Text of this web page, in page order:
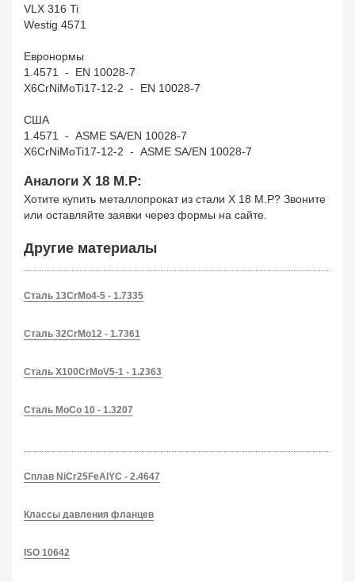
VLX 316 Ti
Westig 4571
Евронормы
1.4571 - EN 10028-7
X6CrNiMoTi17-12-2 - EN 10028-7
США
1.4571 - ASME SA/EN 10028-7
X6CrNiMoTi17-12-2 - ASME SA/EN 10028-7
Аналоги X 18 M.P:
Хотите купить металлопрокат из стали X 18 M.P? Звоните
или оставляйте заявки через формы на сайте.
Другие материалы
Сталь 13CrMo4-5 - 1.7335
Сталь 32CrMo12 - 1.7361
Сталь X100CrMoV5-1 - 1.2363
Сталь MoCo 10 - 1.3207
Сплав NiCr25FeAlYC - 2.4647
Классы давления фланцев
ISO 10642